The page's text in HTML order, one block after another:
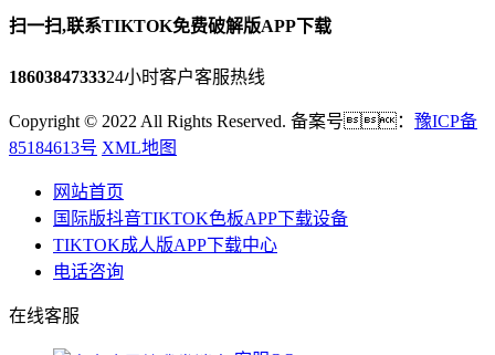
扫一扫,联系TIKTOK免费破解版APP下载
1860384733324小时客户客服热线
Copyright © 2022 All Rights Reserved. 备案号： 豫ICP备
85184613号 XML地图
网站首页
国际版抖音TIKTOK色板APP下载设备
TIKTOK成人版APP下载中心
电话咨询
在线客服